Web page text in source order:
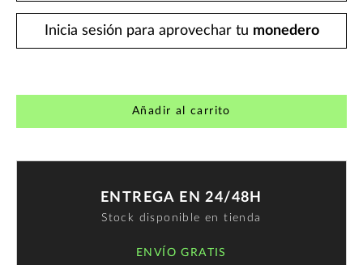
Inicia sesión para aprovechar tu monedero
Añadir al carrito
ENTREGA EN 24/48H
Stock disponible en tienda
ENVÍO GRATIS